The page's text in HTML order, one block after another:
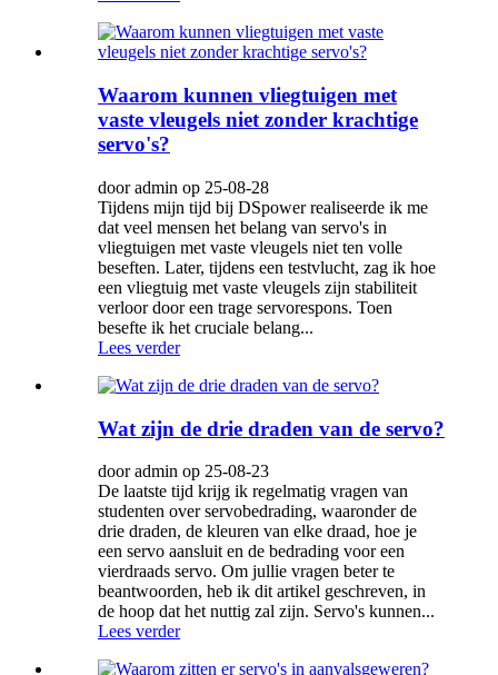
Waarom kunnen vliegtuigen met
vaste vleugels niet zonder krachtige
servo's?
door admin op 25-08-28
Tijdens mijn tijd bij DSpower realiseerde ik me
dat veel mensen het belang van servo's in
vliegtuigen met vaste vleugels niet ten volle
beseften. Later, tijdens een testvlucht, zag ik hoe
een vliegtuig met vaste vleugels zijn stabiliteit
verloor door een trage servorespons. Toen
besefte ik het cruciale belang...
Lees verder
Wat zijn de drie draden van de servo?
door admin op 25-08-23
De laatste tijd krijg ik regelmatig vragen van
studenten over servobedrading, waaronder de
drie draden, de kleuren van elke draad, hoe je
een servo aansluit en de bedrading voor een
vierdraads servo. Om jullie vragen beter te
beantwoorden, heb ik dit artikel geschreven, in
de hoop dat het nuttig zal zijn. Servo's kunnen...
Lees verder